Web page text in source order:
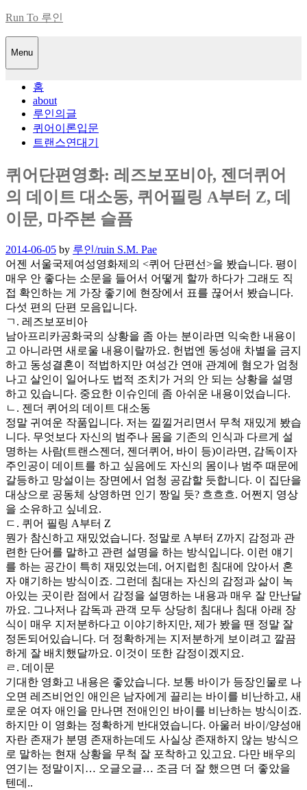
Skip
content
Run To 루인
Menu
홈
about
루인의글
퀴어이론입문
트랜스연대기
퀴어단편영화: 레즈보포비아, 젠더퀴어
의 데이트 대소동, 퀴어필링 A부터 Z, 데
이문, 마주본 슬픔
Posted
on
2014-06-05 by 루인/ruin S.M. Pae
어젠 서울국제여성영화제의 <퀴어 단편선>을 봤습니다. 평이
매우 안 좋다는 소문을 들어서 어떻게 할까 하다가 그래도 직
접 확인하는 게 가장 좋기에 현장에서 표를 끊어서 봤습니다.
다섯 편의 단편 모음입니다.
ㄱ. 레즈보포비아
남아프리카공화국의 상황을 좀 아는 분이라면 익숙한 내용이
고 아니라면 새로울 내용이랄까요. 헌법엔 동성애 차별을 금지
하고 동성결혼이 적법하지만 여성간 연애 관계에 혐오가 엄청
나고 살인이 일어나도 법적 조치가 거의 안 되는 상황을 설명
하고 있습니다. 중요한 이슈인데 좀 아쉬운 내용이었습니다.
ㄴ. 젠더 퀴어의 데이트 대소동
정말 귀여운 작품입니다. 저는 낄낄거리면서 무척 재밌게 봤습
니다. 무엇보다 자신의 범주나 몸을 기존의 인식과 다르게 설
명하는 사람(트랜스젠더, 젠더퀴어, 바이 등)이라면, 감독이자
주인공이 데이트를 하고 싶음에도 자신의 몸이나 범주 때문에
갈등하고 망설이는 장면에서 엄청 공감할 듯합니다. 이 집단을
대상으로 공동체 상영하면 인기 짱일 듯? 흐흐흐. 어쩐지 영상
을 소유하고 싶네요.
ㄷ. 퀴어 필링 A부터 Z
뭔가 참신하고 재밌었습니다. 정말로 A부터 Z까지 감정과 관
련한 단어를 말하고 관련 설명을 하는 방식입니다. 이런 얘기
를 하는 공간이 특히 재밌었는데, 어지럽힌 침대에 앉아서 혼
자 얘기하는 방식이죠. 그런데 침대는 자신의 감정과 삶이 녹
아있는 곳이란 점에서 감정을 설명하는 내용과 매우 잘 만난달
까요. 그나저나 감독과 관객 모두 상당히 침대나 침대 아래 장
식이 매우 지저분하다고 이야기하지만, 제가 봤을 땐 정말 잘
정돈되어있습니다. 더 정확하게는 지저분하게 보이려고 깔끔
하게 잘 배치했달까요. 이것이 또한 감정이겠지요.
ㄹ. 데이문
기대한 영화고 내용은 좋았습니다. 보통 바이가 등장인물로 나
오면 레즈비언인 애인은 남자에게 끌리는 바이를 비난하고, 새
로운 여자 애인을 만나면 전애인인 바이를 비난하는 방식이죠.
하지만 이 영화는 정확하게 반대였습니다. 아울러 바이/양성애
자란 존재가 분명 존재하는데도 사실상 존재하지 않는 방식으
로 말하는 현재 상황을 무척 잘 포착하고 있고요. 다만 배우의
연기는 정말이지… 오글오글… 조금 더 잘 했으면 더 좋았을
텐데..